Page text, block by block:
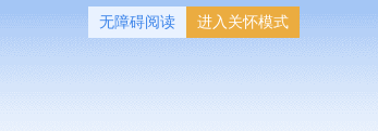
无障碍阅读 进入关怀模式